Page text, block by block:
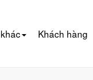
Khách hàng